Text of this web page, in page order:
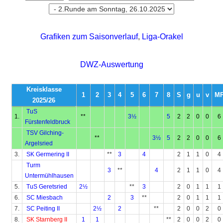
Grafiken zum Saisonverlauf, Liga-Orakel
DWZ-Auswertung
Kreisklasse
2025/26
1 2 3 4 5 6 7 8 S g u v
1.
TuS
Fürstenfeldbruck
** 3½ 5 2 2 0 0 6
TSV Gilching-
Argelsried
** 3½ 5 2 2 0 0 6
3. SK Germering II ** 3 4 2 1 1 0
4
Turm
Untermühlhausen
3 ** 4 2 1 1 0 4
5. TuS Geretsried 2½ ** 3 2 0 1 1
1
6.
SC Miesbach 2 3 ** 2 0 1 1
1
7.
SC Peiting II 2½ 2 ** 2 0 0 2
0
8.
SK Starnberg II 1 1 ** 2 0 0 2 0